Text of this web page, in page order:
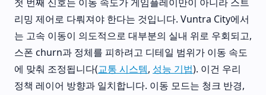
리밍 제어로 다뤄져야 한다는 것입니다. Vuntra City에서
는 고속 이동이 의도적으로 대부분의 실내 위로 우회되고,
스폰 churn과 정체를 피하려고 디테일 범위가 이동 속도
에 맞춰 조정됩니다(교통 시스템, 성능 기법). 이건 우리
정책 레이어 방향과 일치합니다. 이동 모드는 청크 반경,